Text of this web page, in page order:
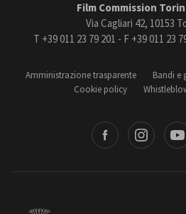
Film Commission
Via Cagliari 42, 10153
T +39 011 23 79 201 - F +39 011 23
Amministrazione trasparente Bandi e
Cookie policy
Vimeo